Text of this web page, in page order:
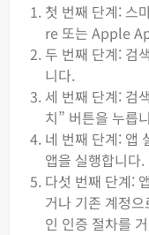
첫 번째 단계: 스
re 또는 Apple
두 번째 단계: 검
니다.
세 번째 단계: 검
치” 버튼을 누릅
네 번째 단계: 앱
앱을 실행합니다.
다섯 번째 단계:
거나 기존 계정
인 인증 절차를